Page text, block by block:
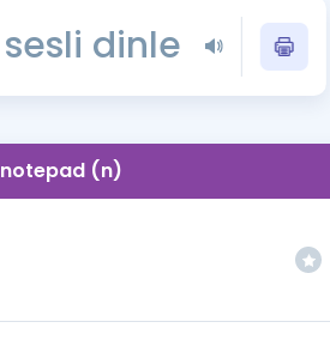
YDS - YÖKDİL
İngilizce Gramer
sesli dinle
notepad (n)